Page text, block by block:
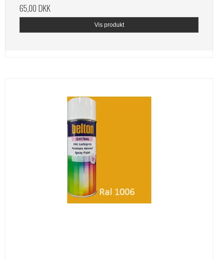
65,00 DKK
Vis produkt